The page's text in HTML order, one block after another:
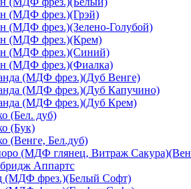
(МДФ фрез.)(Грэй)
(МДФ фрез.)(Зелено-Голубой)
(МДФ фрез.)(Крем)
(МДФ фрез.)(Синий)
(МДФ фрез.)(Фиалка)
(МДФ фрез.)(Дуб Венге)
(МДФ фрез.)(Дуб Капучино)
(МДФ фрез.)(Дуб Крем)
(Бел. дуб)
(Бук)
(Венге, Бел.дуб)
(МДФ глянец, Витраж
Аппартс
(МДФ фрез.)(Белый Софт)